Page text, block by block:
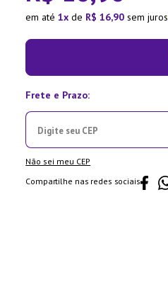
em até1 de R$ 16,90 sem juros
Não sei meu CEP
Compartilhe nas redes sociais